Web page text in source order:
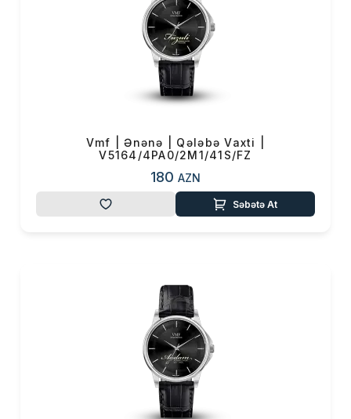
Vmf | Ənənə | Qələbə Vaxti |
V5164/4PA0/2M1/41S/FZ
180 AZN
Səbətə At